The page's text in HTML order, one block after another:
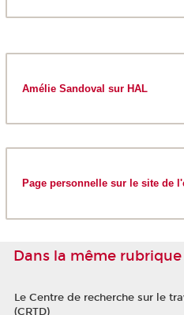
Amélie Sandoval sur HAL
Page personnelle sur le site de
Dans la même rubrique
Le Centre de recherche sur le
(CRTD)